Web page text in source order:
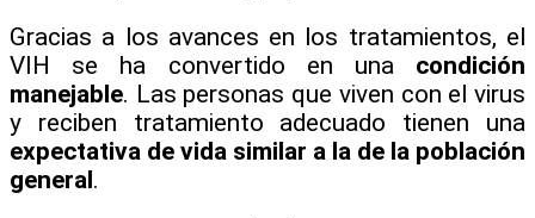
Gracias a los avances en los tratamientos, el
VIH se ha convertido en una condición
manejable. Las personas que viven con el virus
y reciben tratamiento adecuado tienen una
expectativa de vida similar a la de la población
general.